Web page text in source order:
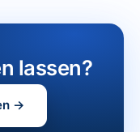
lassen?
→